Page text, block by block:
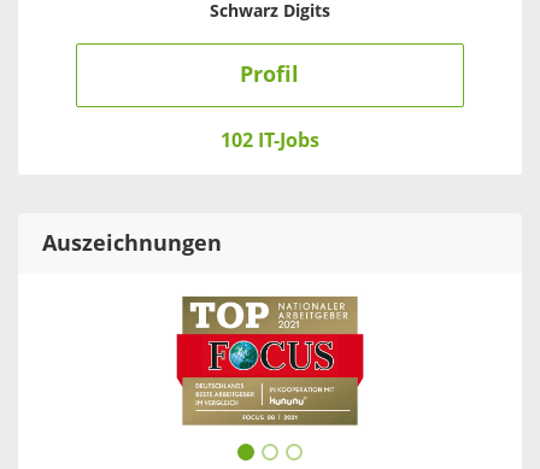
Schwarz Digits
Profil
102 IT-Jobs
Auszeichnungen